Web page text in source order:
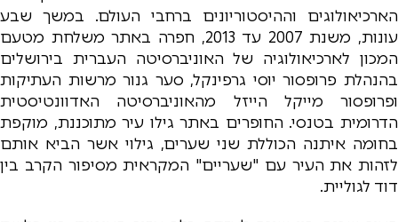
הארכיאולוגים וההיסטוריונים ברחבי העולם. במשך שבע
עונות, משנת 2007 עד 2013, חפרה באתר משלחת מטעם
המכון לארכיאולוגיה של האוניברסיטה העברית בירושלים
בהנהלת פרופסור יוסי גרפינקל, סער גנור מרשות העתיקות
ופרופסור מייקל הייזל מהאוניברסיטה האדוונטיסטית
הדרומית בטנסי. החופרים באתר גילו עיר מתוכננת, מוקפת
בחומה איתנה הכוללת שני שערים, גילוי אשר הביא אותם
לזהות את העיר עם "שעריים" המקראית מסיפור הקרב בין
דוד לגוליית.